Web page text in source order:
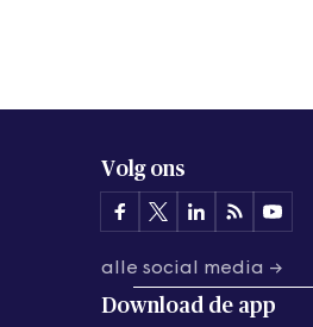
Volg ons
alle social media →
Download de app